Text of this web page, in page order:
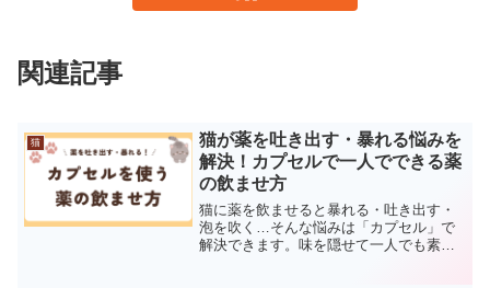
関連記事
猫
猫が薬を吐き出す・暴れる悩みを
解決！カプセルで一人でできる薬
の飲ませ方
猫に薬を飲ませると暴れる・吐き出す・
泡を吹く…そんな悩みは「カプセル」で
解決できます。味を隠せて一人でも素早